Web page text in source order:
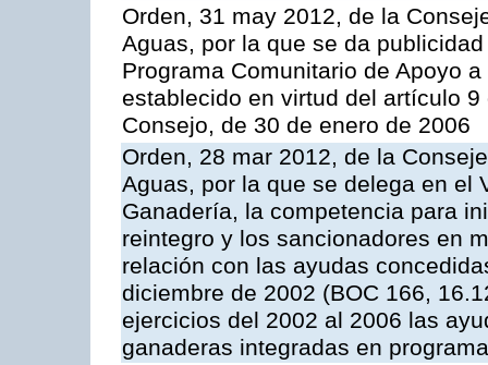
Orden, 31 may 2012, de la
Aguas, por la que se da
Programa Comunitario de Apoyo
establecido en virtud del artículo
Consejo, de 30 de enero de 2006
Orden, 28 mar 2012, de la
Aguas, por la que se delega en el
Ganadería, la competencia para
reintegro y los sancionadores en
relación con las ayudas
diciembre de 2002 (BOC 166,
ejercicios del 2002 al 2006 las
ganaderas integradas en